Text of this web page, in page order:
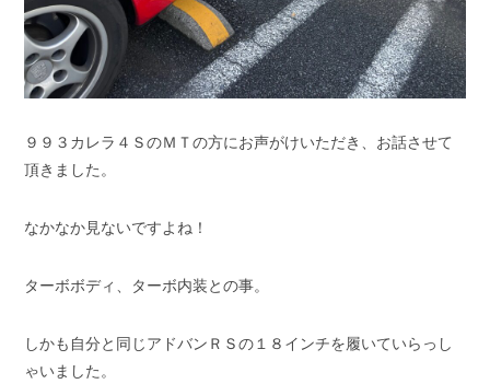
９９３カレラ４ＳのＭＴの方にお声がけいただき、お話させて
頂きました。
なかなか見ないですよね！
ターボボディ、ターボ内装との事。
しかも自分と同じアドバンＲＳの１８インチを履いていらっし
ゃいました。